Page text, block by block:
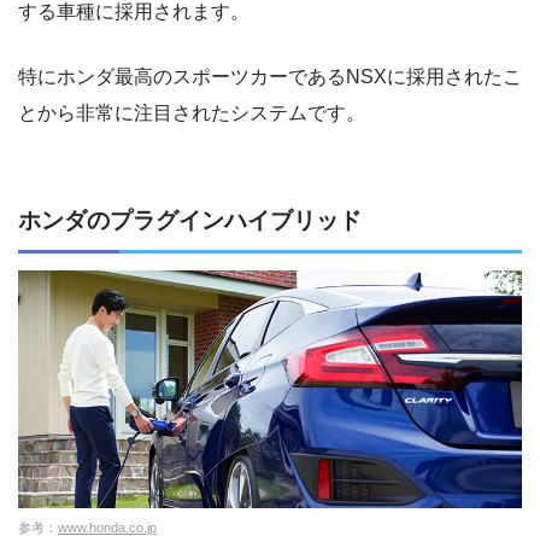
する車種に採用されます。
特にホンダ最高のスポーツカーであるNSXに採用されたこ
とから非常に注目されたシステムです。
ホンダのプラグインハイブリッド
参考： www.honda.co.jp